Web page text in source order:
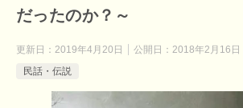
だったのか？～
更新日： 2019年4月20日 公開日： 2018年2月16日
民話・伝説